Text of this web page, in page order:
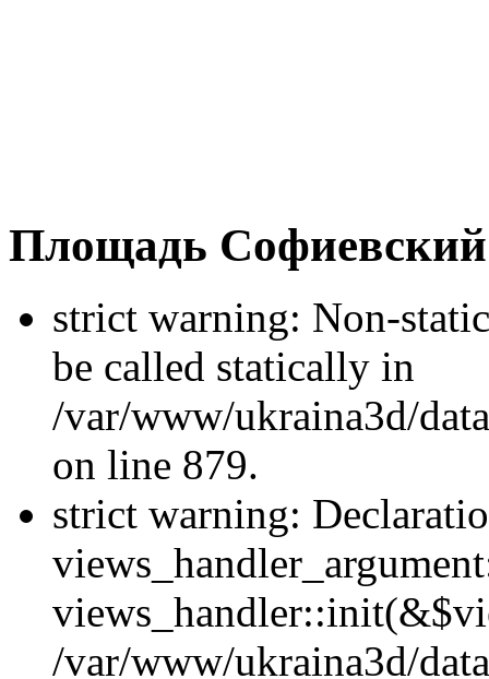
Площадь Софиевский
strict warning: Non-
be called statically in
/var/www/ukraina3d/
on line 879.
strict warning:
/var/www/ukraina3d/